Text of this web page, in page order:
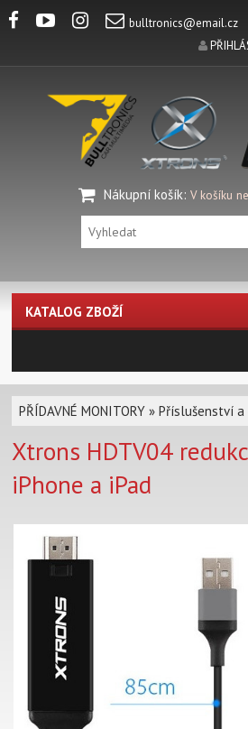
bulltronics@email.cz
Nákupní košík: V košíku
KATALOG ZBOŽÍ
PŘÍDAVNÉ MONITORY »Příslušenství
Xtrons HDTV04
iPhone a iPad